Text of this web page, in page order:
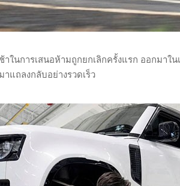
าในการเสนอห้ามถูกยกเลิกครั้งแรก ออกมา
แถลงกลับอย่างรวดเร็ว